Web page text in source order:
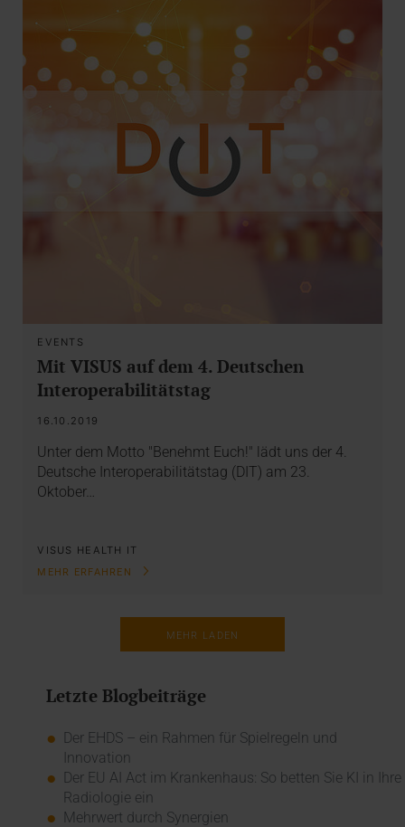
EVENTS
Mit VISUS auf dem 4. Deutschen
Interoperabilitätstag
16.10.2019
Unter dem Motto "Benehmt Euch!" lädt uns der 4.
Deutsche Interoperabilitätstag (DIT) am 23.
Oktober…
VISUS HEALTH IT
MEHR ERFAHREN
MEHR LADEN
Letzte Blogbeiträge
Der EHDS – ein Rahmen für Spielregeln und
Innovation
Der EU AI Act im Krankenhaus: So betten Sie KI in Ihre
Radiologie ein
Mehrwert durch Synergien